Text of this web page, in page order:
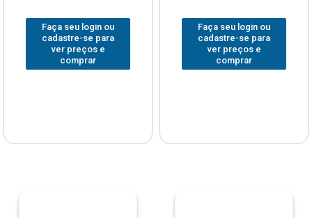
Faça seu login ou
cadastre-se para
ver preços e
comprar
Faça seu login ou
cadastre-se para
ver preços e
comprar